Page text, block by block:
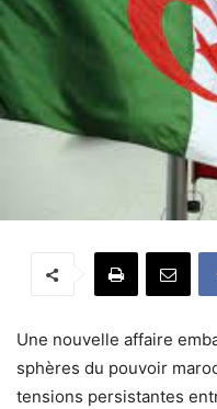
Une nouvelle affaire
sphères du pouvoir
tensions persistantes